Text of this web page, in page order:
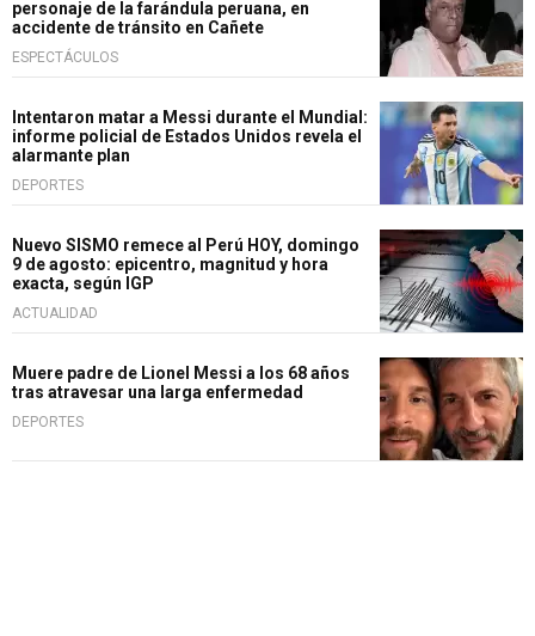
personaje de la farándula peruana, en
accidente de tránsito en Cañete
ESPECTÁCULOS
Intentaron matar a Messi durante el Mundial:
informe policial de Estados Unidos revela el
alarmante plan
DEPORTES
Nuevo SISMO remece al Perú HOY, domingo
9 de agosto: epicentro, magnitud y hora
exacta, según IGP
ACTUALIDAD
Muere padre de Lionel Messi a los 68 años
tras atravesar una larga enfermedad
DEPORTES